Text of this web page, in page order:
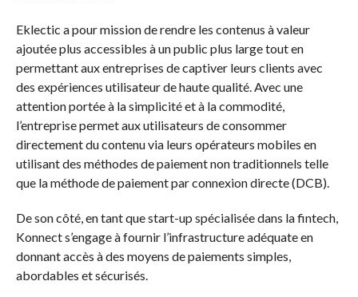
Eklectic a pour mission de rendre les contenus à valeur
ajoutée plus accessibles à un public plus large tout en
permettant aux entreprises de captiver leurs clients avec
des expériences utilisateur de haute qualité. Avec une
attention portée à la simplicité et à la commodité,
l’entreprise permet aux utilisateurs de consommer
directement du contenu via leurs opérateurs mobiles en
utilisant des méthodes de paiement non traditionnels telle
que la méthode de paiement par connexion directe (DCB).
De son côté, en tant que start-up spécialisée dans la fintech,
Konnect s’engage à fournir l’infrastructure adéquate en
donnant accès à des moyens de paiements simples,
abordables et sécurisés.